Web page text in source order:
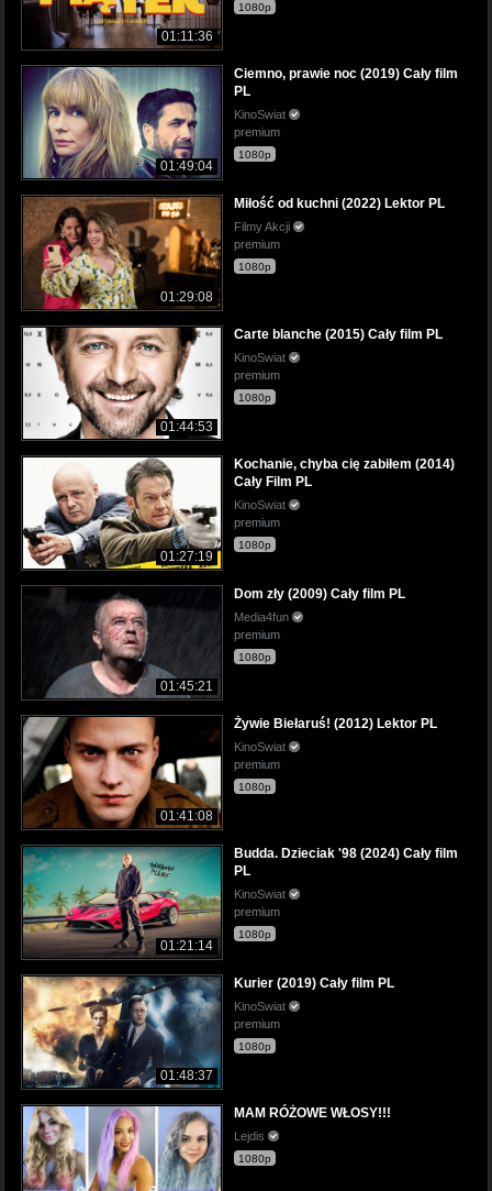
01:11:36
1080p
01:49:04
Ciemno, prawie noc (2019) Cały film
PL
KinoSwiat
premium
1080p
01:29:08
Miłość od kuchni (2022) Lektor PL
Filmy Akcji
premium
1080p
01:44:53
Carte blanche (2015) Cały film PL
KinoSwiat
premium
1080p
01:27:19
Kochanie, chyba cię zabiłem (2014)
Cały Film PL
KinoSwiat
premium
1080p
01:45:21
Dom zły (2009) Cały film PL
Media4fun
premium
1080p
01:41:08
Żywie Biełaruś! (2012) Lektor PL
KinoSwiat
premium
1080p
01:21:14
Budda. Dzieciak '98 (2024) Cały film
PL
KinoSwiat
premium
1080p
01:48:37
Kurier (2019) Cały film PL
KinoSwiat
premium
1080p
MAM RÓŻOWE WŁOSY!!!
Lejdis
1080p